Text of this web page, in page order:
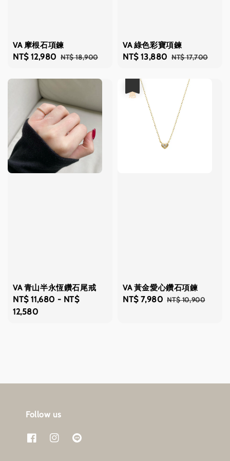
VA 摩根石項鍊
Sale
NT$ 12,980 Regular
NT$ 18,900
VA 綠色彩寶項鍊
Sale
NT$ 13,880 Regular
NT$ 17,700
VA 青山半永恆鑽石尾戒
Regular
price
NT$ 11,680 - NT$
12,580
VA 黃金愛心鑽石項鍊
Sale
NT$ 7,980 Regular
NT$ 10,900
Follow us